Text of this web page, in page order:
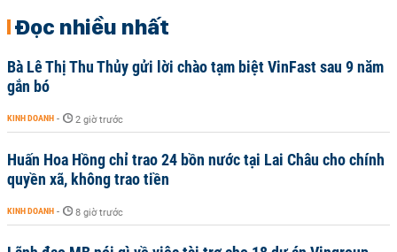
Đọc nhiều nhất
Bà Lê Thị Thu Thủy gửi lời chào tạm biệt VinFast sau 9 năm
gắn bó
KINH DOANH - 2 giờ trước
Huấn Hoa Hồng chỉ trao 24 bồn nước tại Lai Châu cho chính
quyền xã, không trao tiền
KINH DOANH - 8 giờ trước